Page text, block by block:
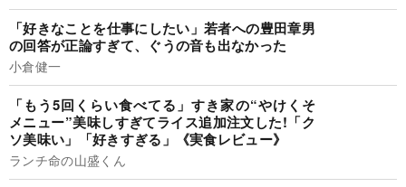
「好きなことを仕事にしたい」若者への豊田章男
の回答が正論すぎて、ぐうの音も出なかった
小倉健一
「もう5回くらい食べてる」すき家の“やけくそ
メニュー”美味しすぎてライス追加注文した!「ク
ソ美味い」「好きすぎる」《実食レビュー》
ランチ命の山盛くん